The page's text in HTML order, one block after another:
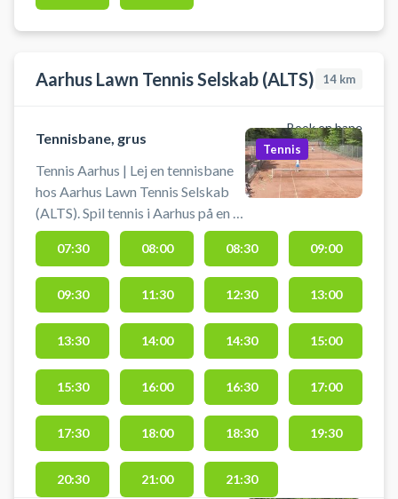
som ligger tæt ved banerne.
Aarhus Lawn Tennis Selskab (ALTS) 14 km
Book en bane
Tennisbane, grus
Tennis Aarhus | Lej en tennisbane
hos Aarhus Lawn Tennis Selskab
(ALTS). Spil tennis i Aarhus på en af
de udendørs grusbaner hos Aarhus
Lawn Tennis.
Tennis
07:30 08:00 08:30 09:00
09:30 11:30 12:30 13:00
13:30 14:00 14:30 15:00
15:30 16:00 16:30 17:00
17:30 18:00 18:30 19:30
20:30 21:00 21:30